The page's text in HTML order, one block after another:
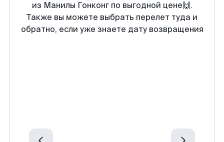
из Манилы Гонконг по выгодной цене🙌.
Также вы можете выбрать перелет туда и
обратно, если уже знаете дату возвращения